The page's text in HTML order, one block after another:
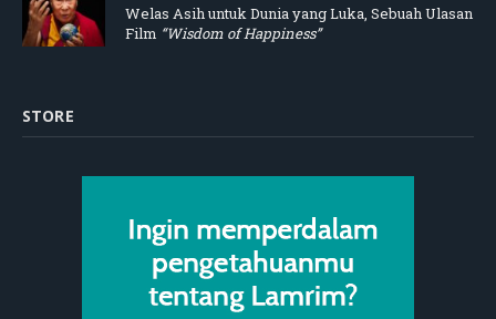
Welas Asih untuk Dunia yang Luka, Sebuah Ulasan
Film “Wisdom of Happiness”
STORE